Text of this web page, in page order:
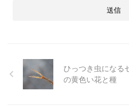
ひっつき虫になる
の黄色い花と種